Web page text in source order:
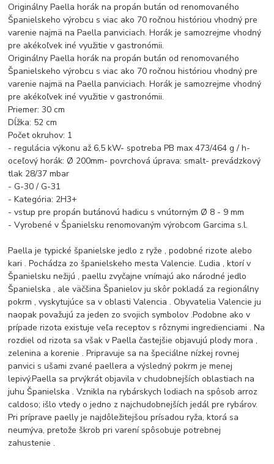
Originálny Paella horák na propán bután od renomovaného
Španielskeho výrobcu s viac ako 70 ročnou históriou vhodný pre
varenie najmä na Paella panviciach. Horák je samozrejme vhodný
pre akékoľvek iné využitie v gastronómii.
Originálny Paella horák na propán bután od renomovaného
Španielskeho výrobcu s viac ako 70 ročnou históriou vhodný pre
varenie najmä na Paella panviciach. Horák je samozrejme vhodný
pre akékoľvek iné využitie v gastronómii.
Priemer: 30 cm
Dĺžka: 52 cm
Počet okruhov: 1
- regulácia výkonu až 6,5 kW- spotreba PB max 473/464 g / h-
oceľový horák: Ø 200mm- povrchová úprava: smalt- prevádzkový
tlak 28/37 mbar
- G-30 / G-31
- Kategória: 2H3+
- vstup pre propán butánovú hadicu s vnútorným Ø 8 - 9 mm
- Vyrobené v Španielsku renomovaným výrobcom Garcima s.l.
Paella je typické španielske jedlo z ryže , podobné rizote alebo
kari . Pochádza zo španielskeho mesta Valencie. Ľudia , ktorí v
Španielsku nežijú , paellu zvyčajne vnímajú ako národné jedlo
Španielska , ale väčšina Španielov ju skôr pokladá za regionálny
pokrm , vyskytujúce sa v oblasti Valencia . Obyvatelia Valencie ju
naopak považujú za jeden zo svojich symbolov .Podobne ako v
prípade rizota existuje veľa receptov s rôznymi ingredienciami . Na
rozdiel od rizota sa však v Paella častejšie objavujú plody mora ,
zelenina a korenie . Pripravuje sa na špeciálne nízkej rovnej
panvici s ušami zvané paellera a výsledný pokrm je menej
lepivý.Paella sa prvýkrát objavila v chudobnejších oblastiach na
juhu Španielska . Vznikla na rybárskych lodiach na spôsob arroz
caldoso; išlo vtedy o jedno z najchudobnejších jedál pre rybárov.
Pri príprave paelly je najdôležitejšou prísadou ryža, ktorá sa
neumýva, pretože škrob pri varení spôsobuje potrebnej
zahustenie .